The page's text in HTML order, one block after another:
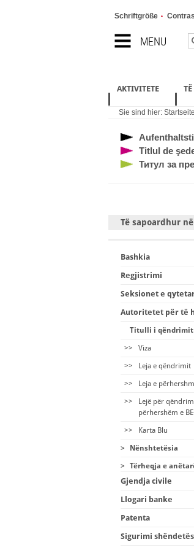
MENU
Schriftgröße
AKTIVITETE
Sie sind hier: Startseite
Titlul de
Титул за
Të sapoardhur
Bashkia
Regjistrimi
Seksionet e
Autoritetet për të
Titulli i qëndrimit
>> Viza
>> Leja e qëndrimit
>> Leja e
>>
Lejë për
përhershëm e
>> Karta Blu
> Nënshtetësia
> Tërheqja e
Gjendja civile
Llogari banke
Patenta
Sigurimi